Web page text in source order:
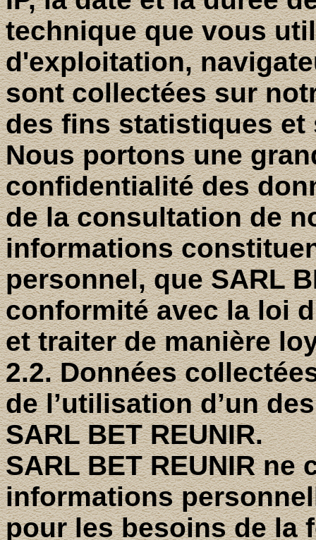
technique que vous
d'exploitation,
sont collectées sur
des fins statistiques et
Nous portons une
confidentialité des
de la consultation de
informations
personnel, que SARL
conformité avec la loi
et traiter de manière
2.2. Données
de l’utilisation d’un
SARL BET REUNIR.
SARL BET REUNIR
informations
pour les besoins de la